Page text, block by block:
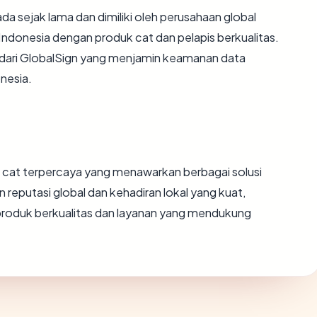
sejak lama dan dimiliki oleh perusahaan global
dengan produk cat dan pelapis berkualitas.
GlobalSign yang menjamin keamanan data
terpercaya yang menawarkan berbagai solusi
global dan kehadiran lokal yang kuat,
berkualitas dan layanan yang mendukung